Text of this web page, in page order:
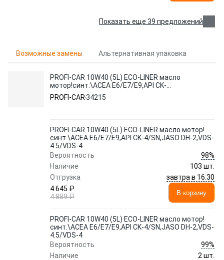
Показать еще 39 предложений
Возможные замены Альтернативная упаковка
PROFI-CAR 10W40 (5L) ECO-LINER масло
мотор!синт.\ACEA E6/E7/E9,API CK-
4/SN,JASO DH-2,VDS-4.5/VDS-4
PROFI-CAR34215
PROFI-CAR 10W40 (5L) ECO-LINER масло мотор!
синт.\ACEA E6/E7/E9,API CK-4/SN,JASO DH-2,VDS-
4.5/VDS-4
Вероятность
98%
Наличие
103 шт.
Отгрузка
завтра в 16:30
4 645 ₽
4 889 ₽
В корзину
PROFI-CAR 10W40 (5L) ECO-LINER масло мотор!
синт.\ACEA E6/E7/E9,API CK-4/SN,JASO DH-2,VDS-
4.5/VDS-4
Вероятность
99%
Наличие
2 шт.